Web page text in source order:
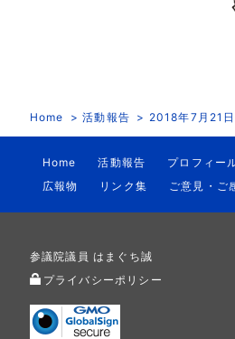
Home 活動報告 2018年7月21
Home 活動報告 プロフィー
広報物
リンク集 ご意見・ご
参議院議員 はまぐち誠
プライバシーポリシー